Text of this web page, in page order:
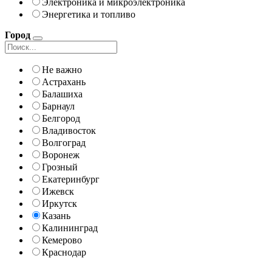
Энергетика и топливо
Город
Не важно
Астрахань
Балашиха
Барнаул
Белгород
Владивосток
Волгоград
Воронеж
Грозный
Екатеринбург
Ижевск
Иркутск
Казань
Калининград
Кемерово
Краснодар